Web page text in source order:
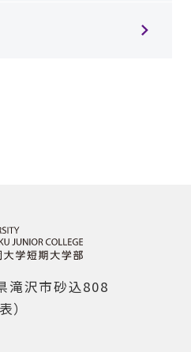
沢市砂込808
）